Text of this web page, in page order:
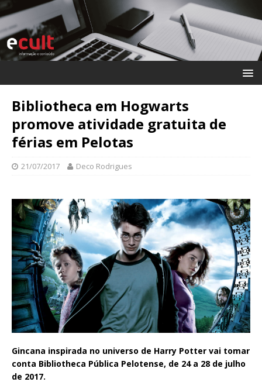
Bibliotheca em Hogwarts
promove atividade gratuita de
férias em Pelotas
21/07/2017 Deco Rodrigues
Gincana inspirada no universo de Harry Potter vai tomar
conta Bibliotheca Pública Pelotense, de 24 a 28 de julho
de 2017.